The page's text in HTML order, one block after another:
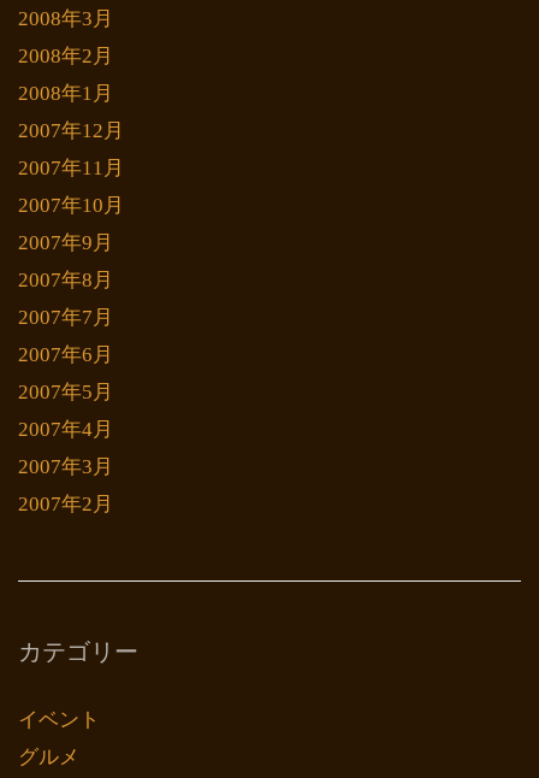
2008年3月
2008年2月
2008年1月
2007年12月
2007年11月
2007年10月
2007年9月
2007年8月
2007年7月
2007年6月
2007年5月
2007年4月
2007年3月
2007年2月
カテゴリー
イベント
グルメ